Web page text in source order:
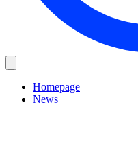
Homepage
News